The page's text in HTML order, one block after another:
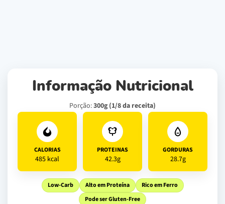
Informação Nutricional
Porção:300g (1/8 da receita)
CALORIAS
485 kcal
PROTEINAS
42.3g
GORDURAS
28.7g
Low-Carb Alto em Proteína
Rico em Ferro
Pode ser Gluten-Free